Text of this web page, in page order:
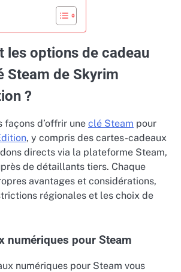
les options de cadeau
Steam de Skyrim
?
façons d’offrir une clé Steam pour
, y compris des cartes-cadeaux
directs via la plateforme Steam,
de détaillants tiers. Chaque
avantages et considérations,
régionales et les choix de
numériques pour Steam
numériques pour Steam vous